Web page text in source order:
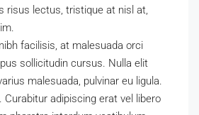
risus lectus, tristique at nisl at,
facilisis, at malesuada orci
sollicitudin cursus. Nulla elit
malesuada, pulvinar eu ligula.
Curabitur adipiscing erat vel libero